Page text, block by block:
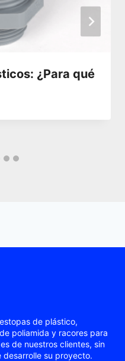
¿Para qué
de plástico,
poliamida y racores para
de nuestros clientes, sin
su proyecto.